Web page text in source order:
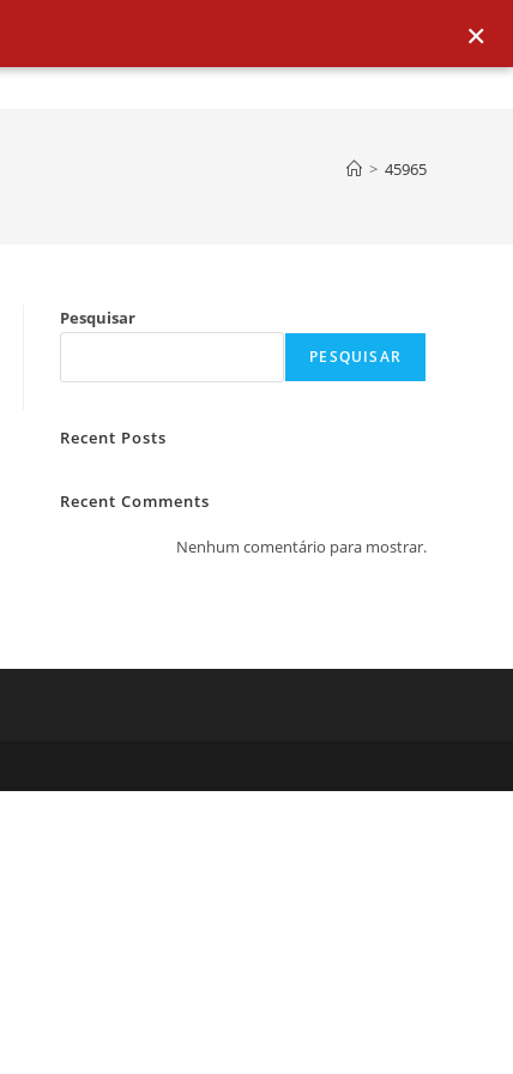
> 45965
Pesquisar
PESQUISAR
Recent Posts
Recent Comments
Nenhum comentário para mostrar.
×